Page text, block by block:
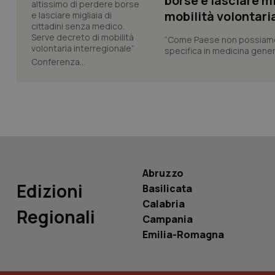
mobilità
“Come Paese non
specifica in medicina
Conferenza...
Edizioni
Regionali
Abruzzo
Basilicata
Calabria
Campania
Emilia-Romagna
tracking-sites-
tracking-enable